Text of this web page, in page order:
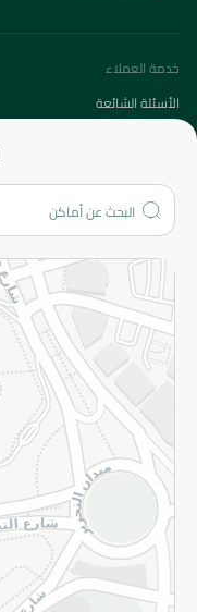
خدمة العملاء
الأسئلة الشائعة
من نحن؟
المزيد
الاسترجاع
سياسة الخصوصية
قم بالتسجيل للنشرة
©2026 - Spinneys | جميع الحقوق محفوظة